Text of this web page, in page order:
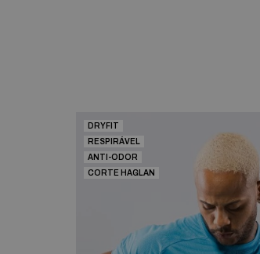
DRYFIT
RESPIRÁVEL
ANTI-ODOR
CORTE HAGLAN